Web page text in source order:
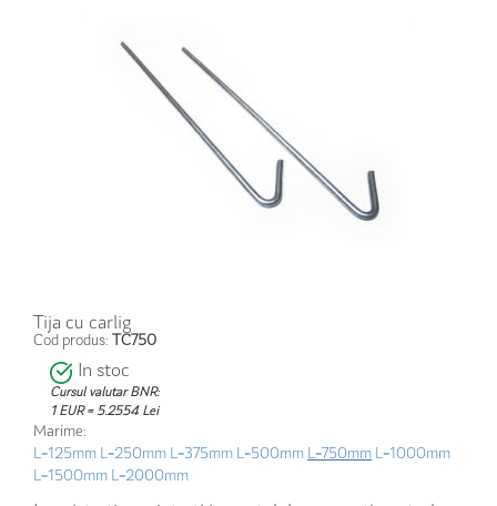
Tija cu carlig
Cod produs: TC750
In stoc
Cursul valutar BNR:
1 EUR = 5.2554 Lei
Marime:
L=125mm L=250mm L=375mm L=500mm L=750mm L=1000mm
L=1500mm L=2000mm